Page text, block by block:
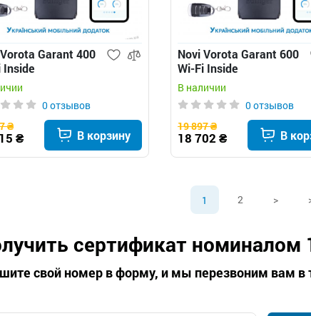
Garant 400
Inside
для
ворот
0 отзывов
₴
₴ В корзину
Novi Vorota Garant 600
Wi-Fi Inside
автоматика для
распашных ворот
В наличии
0 отзывов
19 897 ₴
18 702 ₴ В
1 2 >
сертификат номиналом
свой номер в форму, и мы перезвоним вам в